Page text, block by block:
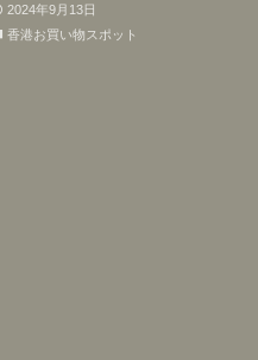
2024年9月13日
香港お買い物スポット